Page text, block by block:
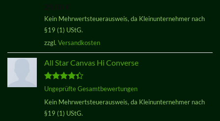
Kein Mehrwertsteuerausweis, da Kleinunternehmer nach
§19 (1) UStG.
zzgl. Versandkosten
All Star Canvas Hi Converse
Bewertet
von 5
Ungeprüfte Gesamtbewertungen
Kein Mehrwertsteuerausweis, da Kleinunternehmer nach
§19 (1) UStG.